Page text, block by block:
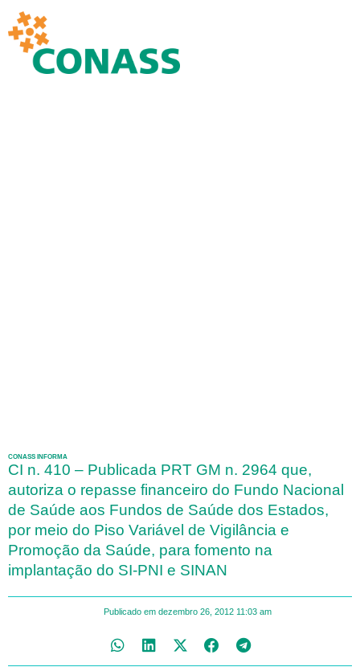
CONASS INFORMA
CI n. 410 – Publicada PRT GM n. 2964 que,
autoriza o repasse financeiro do Fundo Nacional
de Saúde aos Fundos de Saúde dos Estados,
por meio do Piso Variável de Vigilância e
Promoção da Saúde, para fomento na
implantação do SI-PNI e SINAN
Publicado em dezembro 26, 2012 11:03 am